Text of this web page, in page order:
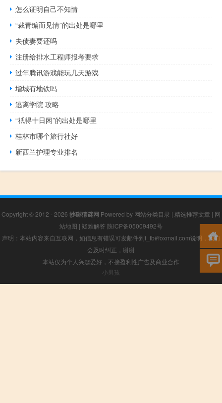
怎么证明自己不知情
“裁青编而见情”的出处是哪里
夫债妻要还吗
注册给排水工程师报考要求
过年腾讯游戏能玩几天游戏
增城有地铁吗
逃离学院 攻略
“祇得十日闲”的出处是哪里
桂林市哪个旅行社好
新西兰护理专业排名
Copyright © 2012 - 2026 抄碰猜谜网 Powered by 网站分类目录 | 精选推荐文章 | 网
站地图 | 疑难解答 陕ICP备05009492号
声明：本站内容来自互联网，如信息有错误可发邮件到f_fb#foxmail.com说明，我们
会及时纠正，谢谢
本站仅为个人兴趣爱好，不接盈利性广告及商业合作
小男孩